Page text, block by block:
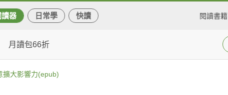
讀器 日常學 快讀 閱讀書籍
月讀包66折
擴大影響力(epub)